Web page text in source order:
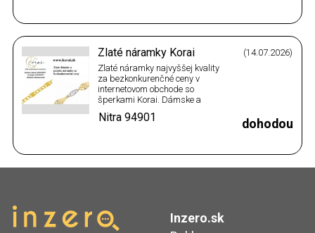
máte retiazky z bieleho zlata,
Zlaté náramky Korai
(14.07.2026)
Zlaté náramky najvyššej kvality
za bezkonkurenčné ceny v
internetovom obchode so
šperkami Korai. Dámske a
pánske náramky zo 14
karátového žltého zlata v
v internetovom zlatníctve Korai.
dohodou
Nitra 94901
Inzero.sk